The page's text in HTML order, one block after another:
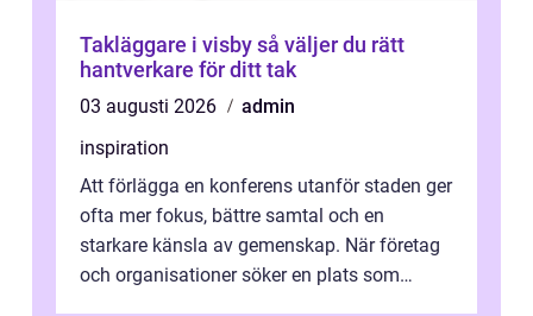
Takläggare i visby så väljer du rätt
hantverkare för ditt tak
03 augusti 2026
admin
inspiration
Att förlägga en konferens utanför staden ger
ofta mer fokus, bättre samtal och en
starkare känsla av gemenskap. När företag
och organisationer söker en plats som